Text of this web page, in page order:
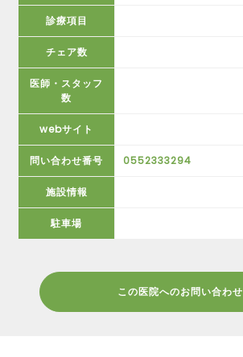
診療項目
チェア数
医師・スタッフ
数
webサイト
問い合わせ番号 0552333294
施設情報
駐車場
この医院へのお問い合わせ